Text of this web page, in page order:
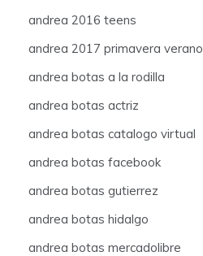
andrea 2016 teens
andrea 2017 primavera verano
andrea botas a la rodilla
andrea botas actriz
andrea botas catalogo virtual
andrea botas facebook
andrea botas gutierrez
andrea botas hidalgo
andrea botas mercadolibre